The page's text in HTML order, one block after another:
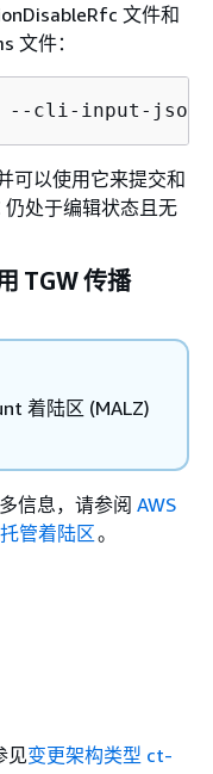
文件和
文件：
--cli-input-json
可以使用它来提交和
仍处于编辑状态且无
TGW 传播
着陆区 (MALZ)
信息，请参阅 AWS
管着陆区。
见变更架构类型 ct-